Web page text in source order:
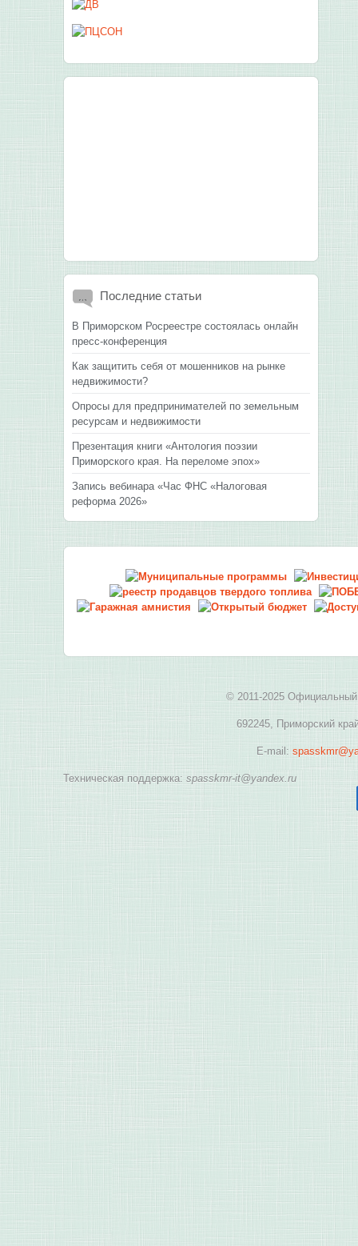
Последниестатьи
В Приморском Росреестре состоялась онлайн
пресс-конференция
Как защитить себя от мошенников на рынке
недвижимости?
Опросы для предпринимателей по земельным
ресурсам и недвижимости
Презентация книги «Антология поэзии
Приморского края. На переломе эпох»
Запись вебинара «Час ФНС «Налоговая
реформа 2026»
© 2011-2025 Официальный
692245, Приморский
E-mail:
Техническая поддержка: spasskmr-it@yandex.ru